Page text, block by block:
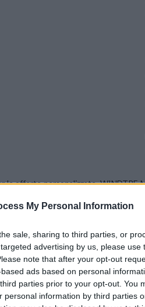
My Personal Information
sale, sharing to third parties, or
advertising by us, please use
note that after your opt-out
ads based on personal
parties prior to your opt-out. You
information by third parties
le offerte personalizzate, WINDTRE
SU TELEGRAM | MONDO3 SU